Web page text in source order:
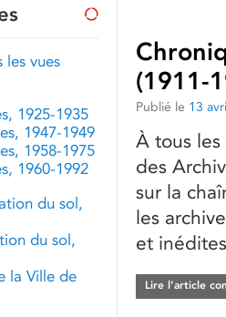
(1911-
Publié le 13
À tous
des
sur la
les
et
Lire l’article
vues
1925-1935
1947-1949
1958-1975
1960-1992
du sol,
du sol,
la Ville de